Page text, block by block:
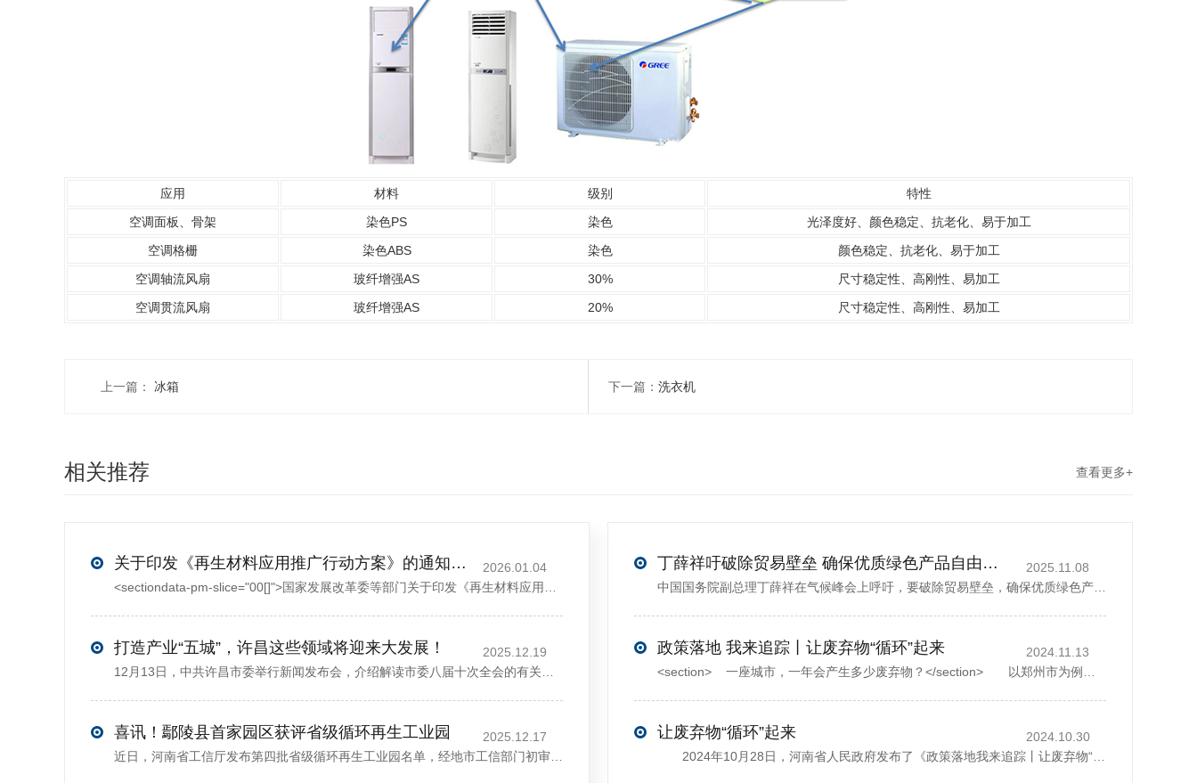
应用 材料 级别
特性
空调面板、骨架
染色PS 染色
光泽度好、颜色稳定、抗老化、易于加工
空调格栅
染色ABS 染色
颜色稳定、抗老化、易于加工
空调轴流风扇
玻纤增强AS 30%
尺寸稳定性、高刚性、易加工
空调贯流风扇
玻纤增强AS 20% 尺寸稳定性、高刚性、易加工
上一篇： 冰箱 下一篇：洗衣机
相关推荐 查看更多+
关于印发《再生材料应用推广行动方案》的通知(发改环资〔2025〕1681号)
2026.01.04
打造产业“五城”，许昌这些领域将迎来大发展！
2025.12.19
喜讯！鄢陵县首家园区获评省级循环再生工业园
2025.12.17
丁薛祥吁破除贸易壁垒 确保优质绿色产品自由流通
2025.11.08
政策落地 我来追踪丨让废弃物“循环”起来
2024.11.13
让废弃物“循环”起来
2024.10.30